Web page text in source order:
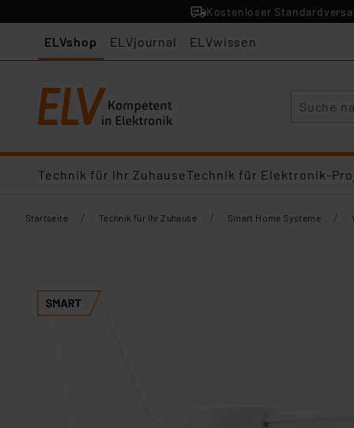
Kostenloser
ELVshop ELVjournal ELVwissen
Technik für Ihr ZuhauseTechnik für Elektronik-
Startseite / Technik für Ihr Zuhause / Smart Home Systeme /